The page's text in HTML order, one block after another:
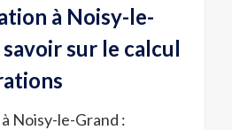
à Noisy-le-
sur le calcul
Noisy-le-Grand :